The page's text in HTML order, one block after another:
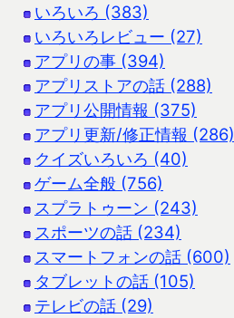
いろいろ (383)
いろいろレビュー (27)
アプリの事 (394)
アプリストアの話 (288)
アプリ公開情報 (375)
アプリ更新/修正情報 (286)
クイズいろいろ (40)
ゲーム全般 (756)
スプラトゥーン (243)
スポーツの話 (234)
スマートフォンの話 (600)
タブレットの話 (105)
テレビの話 (29)